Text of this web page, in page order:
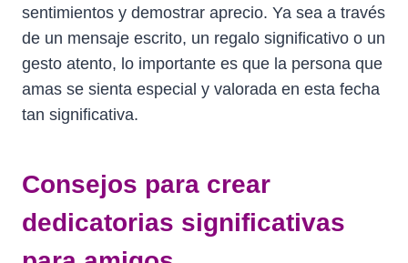
sentimientos y demostrar aprecio. Ya sea a través
de un mensaje escrito, un regalo significativo o un
gesto atento, lo importante es que la persona que
amas se sienta especial y valorada en esta fecha
tan significativa.
Consejos para crear
dedicatorias significativas